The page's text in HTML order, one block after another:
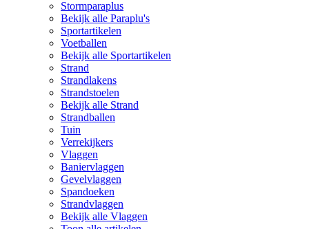
Stormparaplus
Bekijk alle Paraplu's
Sportartikelen
Voetballen
Bekijk alle Sportartikelen
Strand
Strandlakens
Strandstoelen
Bekijk alle Strand
Strandballen
Tuin
Verrekijkers
Vlaggen
Baniervlaggen
Gevelvlaggen
Spandoeken
Strandvlaggen
Bekijk alle Vlaggen